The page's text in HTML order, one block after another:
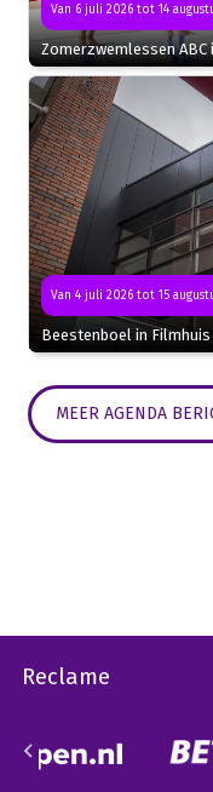
Van 6 juli 2026 tot 14
Zomerzwemlessen
Van 4 juli 2026 tot 15
Beestenboel in
MEER AGENDA
Reclame